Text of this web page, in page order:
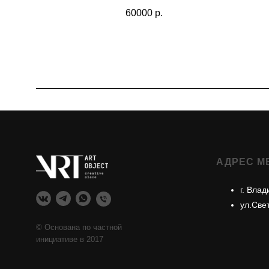
60000 р.
АДРЕС
г.
© Основана по частной
инициативе в 2017